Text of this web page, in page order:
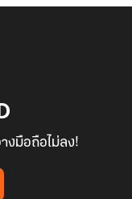
งมือถือไม่ลง!